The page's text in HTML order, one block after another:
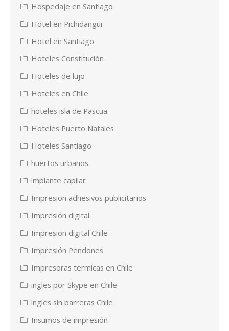
Hospedaje en Santiago
Hotel en Pichidangui
Hotel en Santiago
Hoteles Constitución
Hoteles de lujo
Hoteles en Chile
hoteles isla de Pascua
Hoteles Puerto Natales
Hoteles Santiago
huertos urbanos
implante capilar
Impresion adhesivos publicitarios
Impresión digital
Impresion digital Chile
Impresión Pendones
Impresoras termicas en Chile
ingles por Skype en Chile
ingles sin barreras Chile
Insumos de impresión